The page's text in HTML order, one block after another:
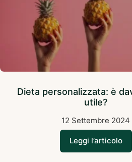
Dieta personalizzata: è
utile?
12 Settembre 2024
Leggi l’articolo